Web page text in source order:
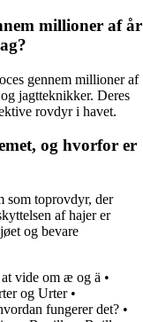
millioner af år
gennem millioner af
jagtteknikker. Deres
rovdyr i havet.
og hvorfor er
som toprovdyr, der
af hajer er
og bevare
vide om æ og ä •
og Urter•
fungerer det? •